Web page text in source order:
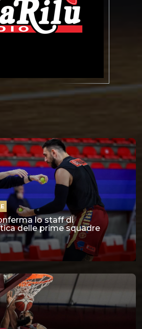
lo staff di
delle prime squadre